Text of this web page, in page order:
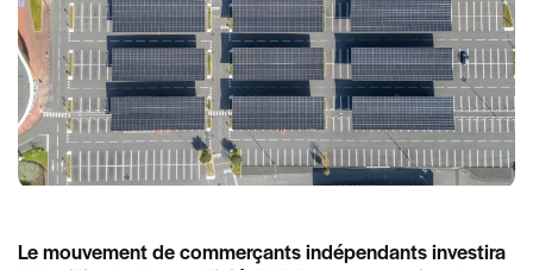
Le mouvement de commerçants indépendants investira